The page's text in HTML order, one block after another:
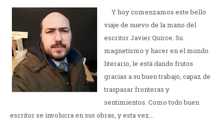
Y hoy comenzamos este bello
viaje de nuevo de la mano del
escritor Javier Quirce. Su
magnetismo y hacer en el mundo
literario, le está dando frutos
gracias a su buen trabajo, capaz de
traspasar fronteras y
sentimientos. Como todo buen
escritor se involucra en sus obras, y esta vez...